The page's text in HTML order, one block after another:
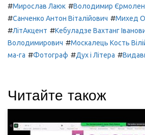
#Мирослав Лаюк #Володимир
#Санченко Антон Віталійович #Михед
#ЛітАкцент #Кебуладзе Вахтанг
Володимирович #Москалець Кость
ма-га #Фотограф #Дух і Літера #
Читайте також